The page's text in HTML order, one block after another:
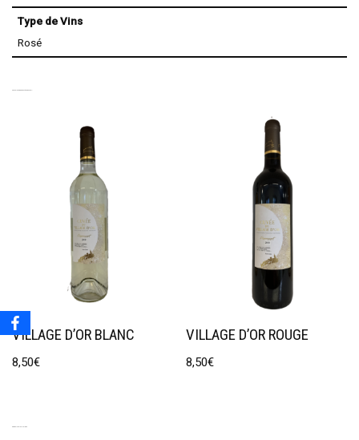
Type de Vins
Rosé
VILLAGE D’OR BLANC
8,50€
VILLAGE D’OR ROUGE
8,50€